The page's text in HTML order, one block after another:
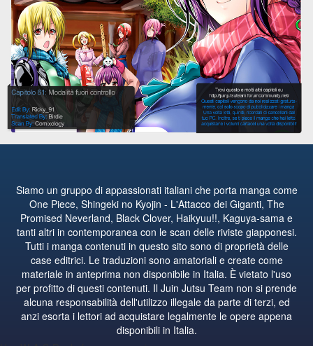
Siamo un gruppo di appassionati italiani che porta manga come
One Piece, Shingeki no Kyojin - L'Attacco dei Giganti, The
Promised Neverland, Black Clover, Haikyuu!!, Kaguya-sama e
tanti altri in contemporanea con le scan delle riviste giapponesi.
Tutti i manga contenuti in questo sito sono di proprietà delle
case editrici. Le traduzioni sono amatoriali e create come
materiale in anteprima non disponibile in Italia. È vietato l'uso
per profitto di questi contenuti. Il Juin Jutsu Team non si prende
alcuna responsabilità dell'utilizzo illegale da parte di terzi, ed
anzi esorta i lettori ad acquistare legalmente le opere appena
disponibili in Italia.